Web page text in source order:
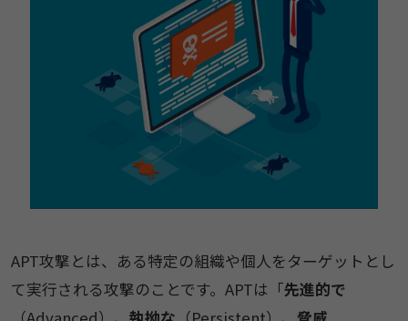
APT攻撃とは、ある特定の組織や個人をターゲットとし
て実行される攻撃のことです。APTは「先進的で